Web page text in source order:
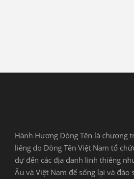
Hành Hương Dòng Tên là chương
liêng do Dòng Tên Việt Nam tổ
dự đến các địa danh linh thiêng
Âu và Việt Nam để sống lại và đào